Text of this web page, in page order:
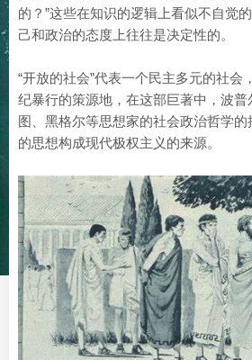
的？”这些在知识的逻辑上看似不自觉
己和政治的态度上往往是决定性的。
“开放的社会”代表一个民主多元的社会
纪暴行的策源地，在这部巨著中，波
图、黑格尔等思想家的社会政治哲学
的思想构成现代极权主义的来源。